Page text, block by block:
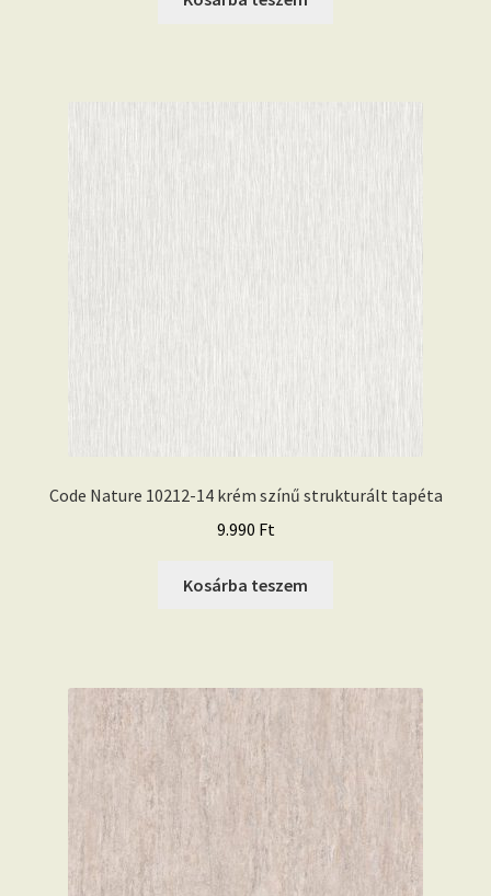
Code Nature 10212-14 krém színű strukturált tapéta
9.990 Ft
Kosárba teszem